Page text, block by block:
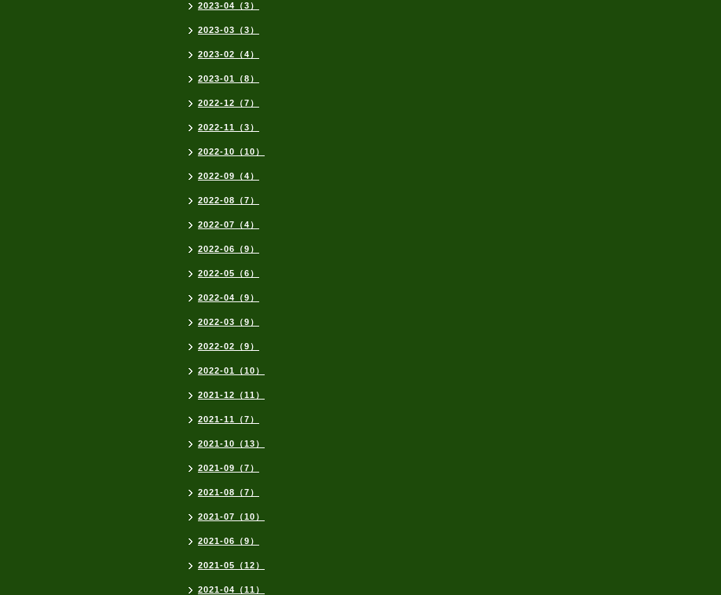
2023-04（3）
2023-03（3）
2023-02（4）
2023-01（8）
2022-12（7）
2022-11（3）
2022-10（10）
2022-09（4）
2022-08（7）
2022-07（4）
2022-06（9）
2022-05（6）
2022-04（9）
2022-03（9）
2022-02（9）
2022-01（10）
2021-12（11）
2021-11（7）
2021-10（13）
2021-09（7）
2021-08（7）
2021-07（10）
2021-06（9）
2021-05（12）
2021-04（11）